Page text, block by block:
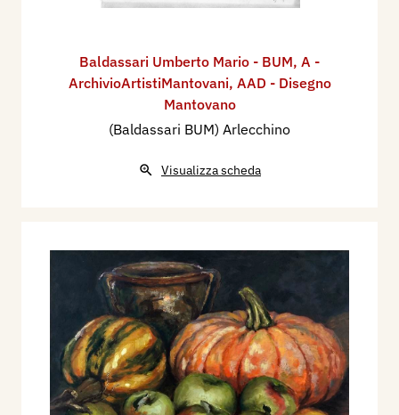
Baldassari Umberto Mario - BUM, A -
ArchivioArtistiMantovani, AAD - Disegno
Mantovano
(Baldassari BUM) Arlecchino
Visualizza scheda